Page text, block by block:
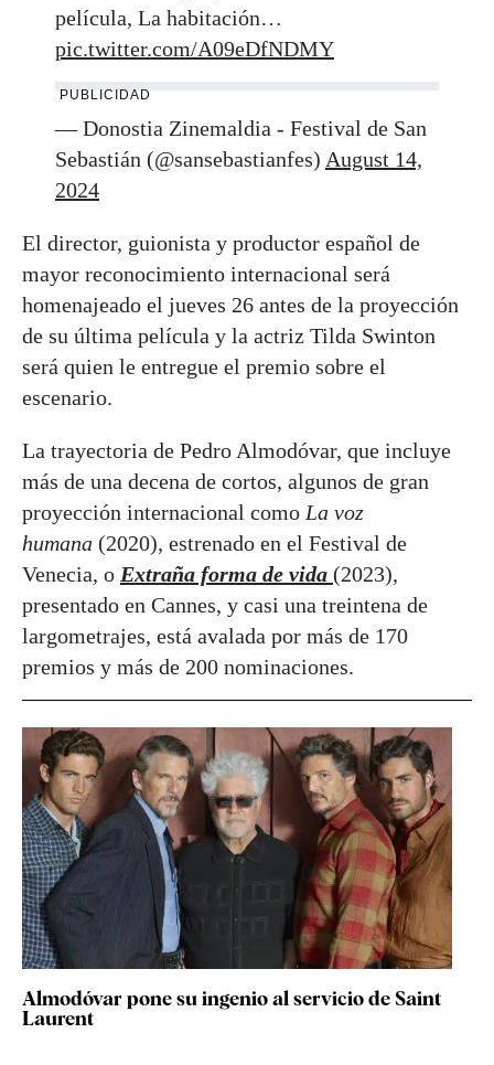
película, La habitación…
pic.twitter.com/A09eDfNDMY
PUBLICIDAD
— Donostia Zinemaldia - Festival de San
Sebastián (@sansebastianfes) August 14,
2024
El director, guionista y productor español de
mayor reconocimiento internacional será
homenajeado el jueves 26 antes de la proyección
de su última película y la actriz Tilda Swinton
será quien le entregue el premio sobre el
escenario.
La trayectoria de Pedro Almodóvar, que incluye
más de una decena de cortos, algunos de gran
proyección internacional como La voz
humana (2020), estrenado en el Festival de
Venecia, o Extraña forma de vida (2023),
presentado en Cannes, y casi una treintena de
largometrajes, está avalada por más de 170
premios y más de 200 nominaciones.
Almodóvar pone su ingenio al servicio de Saint
Laurent